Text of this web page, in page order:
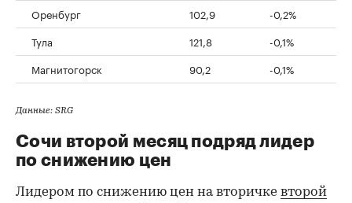
Оренбург
102,9
-0,2%
Тула
121,8
-0,1%
Магнитогорск
90,2 -0,1%
Данные: SRG
Сочи второй месяц подряд лидер
по снижению цен
Лидером по снижению цен на вторичке второй